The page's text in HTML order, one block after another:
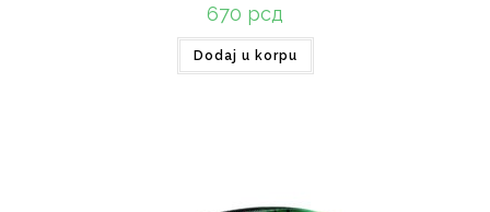
670 рсд
Dodaj u korpu